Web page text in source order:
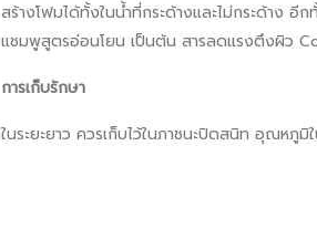
สร้างโฟมได้ทั้งในน้ำที่กระด้างและไม่กระด้าง
แชมพูสูตรอ่อนโยน เป็นต้น สารลดแรงตึงผิว
การเก็บรักษา
ในระยะยาว ควรเก็บไว้ในภาชนะปิดสนิท อุณหภู